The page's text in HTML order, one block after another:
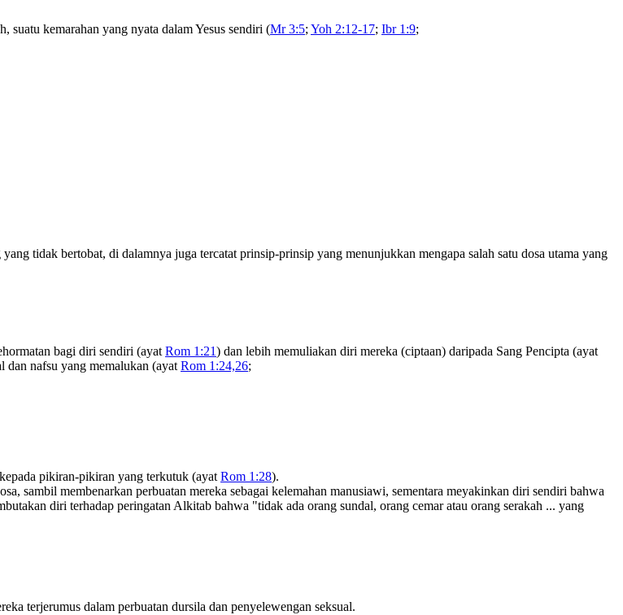
suatu kemarahan yang nyata dalam Yesus sendiri (Mr 3:5; Yoh 2:12-17; Ibr 1:9;
tidak bertobat, di dalamnya juga tercatat prinsip-prinsip yang menunjukkan mengapa salah satu dosa utama yang
bagi diri sendiri (ayat Rom 1:21) dan lebih memuliakan diri mereka (ciptaan) daripada Sang Pencipta (ayat
dan nafsu yang memalukan (ayat Rom 1:24,26;
pikiran-pikiran yang terkutuk (ayat Rom 1:28).
sambil membenarkan perbuatan mereka sebagai kelemahan manusiawi, sementara meyakinkan diri sendiri bahwa
diri terhadap peringatan Alkitab bahwa "tidak ada orang sundal, orang cemar atau orang serakah ... yang
terjerumus dalam perbuatan dursila dan penyelewengan seksual.